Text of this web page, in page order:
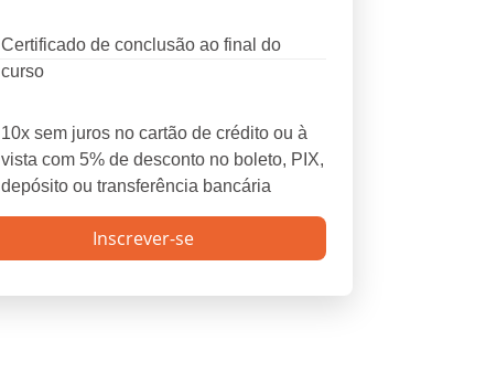
Certificado de conclusão ao final do
curso
10x sem juros no cartão de crédito ou à
vista com 5% de desconto no boleto, PIX,
depósito ou transferência bancária
Inscrever-se